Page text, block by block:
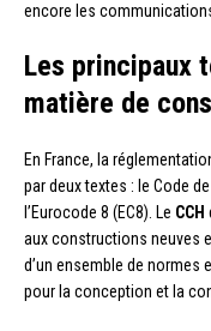
encore les
Les principaux
matière de
En France, la
par deux textes : le Code
l’Eurocode 8 (EC8). Le CCH
aux constructions neuves
d’un ensemble de normes
pour la conception et la